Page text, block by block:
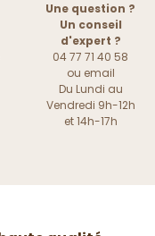
Une question ?
Un conseil
d'expert ?
04 77 71 40 58
ou email
Du Lundi au
Vendredi 9h-12h
et 14h-17h